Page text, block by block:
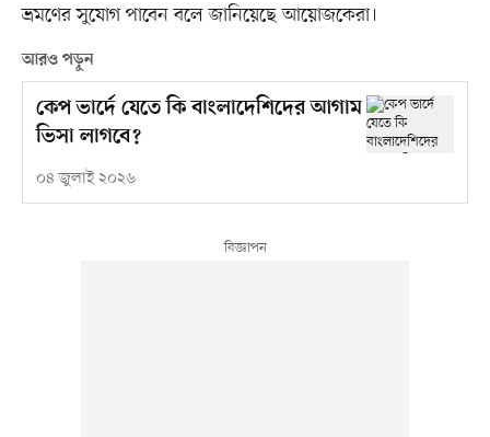
ভ্রমণের সুযোগ পাবেন বলে জানিয়েছে আয়োজকেরা।
আরও পড়ুন
কেপ ভার্দে যেতে কি বাংলাদেশিদের আগাম
ভিসা লাগবে?
০৪ জুলাই ২০২৬